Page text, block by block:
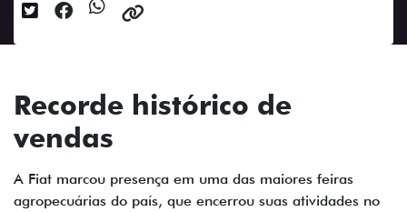
Recorde histórico de
vendas
A Fiat marcou presença em uma das maiores feiras
agropecuárias do país, que encerrou suas atividades no